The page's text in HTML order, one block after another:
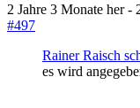
2 Jahre 3 Monate her-
#497
Rainer Raisch
es wird